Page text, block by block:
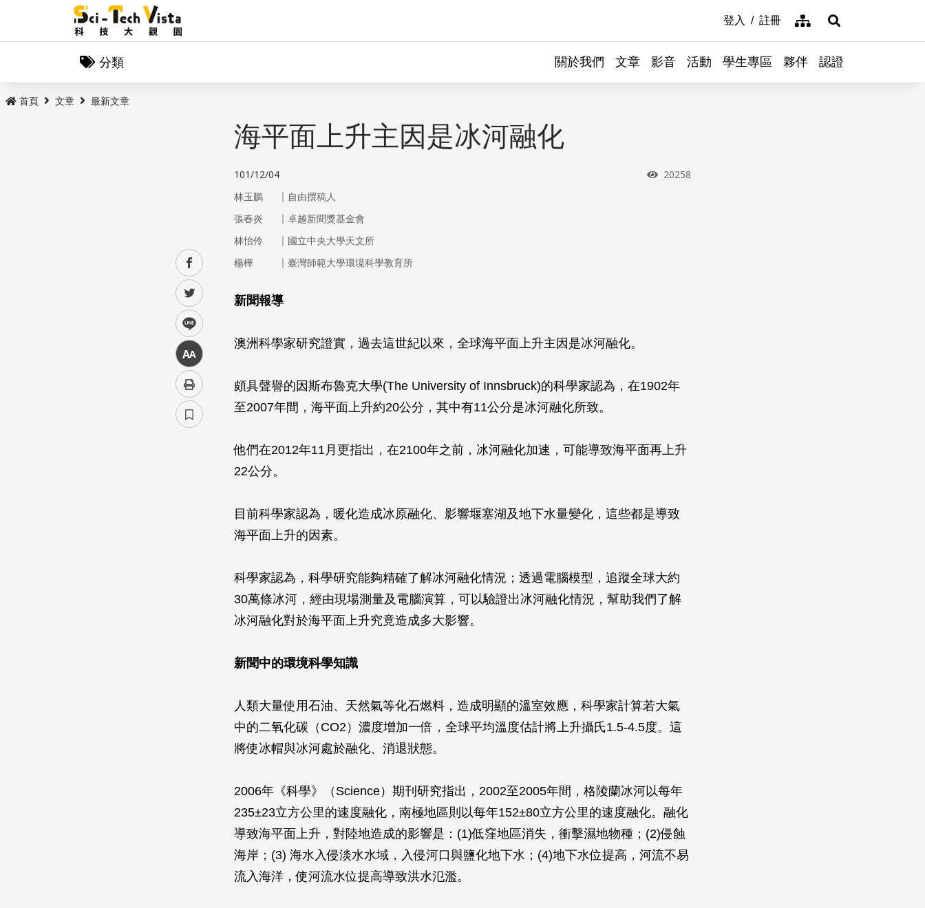
登入 註冊 網站導覽展開搜尋
分類 關於我們 文章 影音 活動 學生專區 夥伴 認證
首頁 文章 最新文章
facebook
twitter
line
中
海平面上升主因是冰河融化
101/12/04 瀏覽次數
20258
林玉鵬 ｜ 自由撰稿人
張春炎
｜ 卓越新聞獎基金會
林怡伶
｜ 國立中央大學天文所
楊樺
｜ 臺灣師範大學環境科學教育所
新聞報導
澳洲科學家研究證實，過去這世紀以來，全球海平面上升主因是冰河融化。
頗具聲譽的因斯布魯克大學(The University of Innsbruck)的科學家認為，在1902年
至2007年間，海平面上升約20公分，其中有11公分是冰河融化所致。
他們在2012年11月更指出，在2100年之前，冰河融化加速，可能導致海平面再上升
22公分。
目前科學家認為，暖化造成冰原融化、影響堰塞湖及地下水量變化，這些都是導致
海平面上升的因素。
科學家認為，科學研究能夠精確了解冰河融化情況；透過電腦模型，追蹤全球大約
30萬條冰河，經由現場測量及電腦演算，可以驗證出冰河融化情況，幫助我們了解
冰河融化對於海平面上升究竟造成多大影響。
新聞中的環境科學知識
人類大量使用石油、天然氣等化石燃料，造成明顯的溫室效應，科學家計算若大氣
中的二氧化碳（CO2）濃度增加一倍，全球平均溫度估計將上升攝氏1.5-4.5度。這
將使冰帽與冰河處於融化、消退狀態。
2006年《科學》（Science）期刊研究指出，2002至2005年間，格陵蘭冰河以每年
235±23立方公里的速度融化，南極地區則以每年152±80立方公里的速度融化。融化
導致海平面上升，對陸地造成的影響是：(1)低窪地區消失，衝擊濕地物種；(2)侵蝕
海岸；(3) 海水入侵淡水水域，入侵河口與鹽化地下水；(4)地下水位提高，河流不易
流入海洋，使河流水位提高導致洪水氾濫。